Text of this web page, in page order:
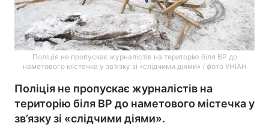
Поліція не пропускає журналістів на територію біля ВР до
наметового містечка у зв’язку зі «слідчими діями» / фото УНІАН
Поліція не пропускає журналістів на
територію біля ВР до наметового містечка у
зв’язку зі «слідчими діями».